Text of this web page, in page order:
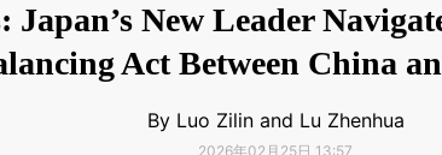
Japan’s New Leader
Act Between China
By Luo Zilin and Lu Zhenhua
2026年02月25日 13:57